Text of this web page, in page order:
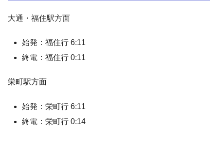
大通・福住駅方面
始発：福住行 6:11
終電：福住行 0:11
栄町駅方面
始発：栄町行 6:11
終電：栄町行 0:14